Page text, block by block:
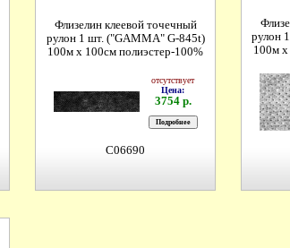
Флизелин клеевой точечный
рулон 1 шт. ("GAMMA" G-845t)
100м х 100см полиэстер-100%
отсутствует
Цена:
3754 р.
C06690
рулон
100м х